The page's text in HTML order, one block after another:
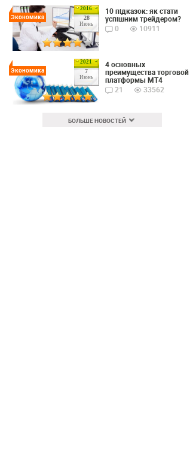
2016
28
Июнь
Экономика
10 підказок: як стати
успішним трейдером?
0
10911
2021
7
Июнь
Экономика
4 основных
преимущества торговой
платформы MT4
21
33562
БОЛЬШЕ НОВОСТЕЙ